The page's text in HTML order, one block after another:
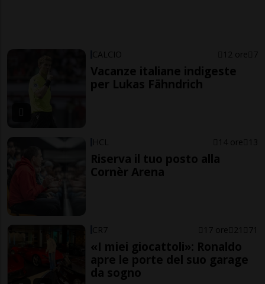
CALCIO 12 ore 7
Vacanze italiane indigeste
per Lukas Fähndrich
HCL 14 ore 13
Riserva il tuo posto alla
Cornèr Arena
CR7 17 ore 21 71
«I miei giocattoli»: Ronaldo
apre le porte del suo garage
da sogno